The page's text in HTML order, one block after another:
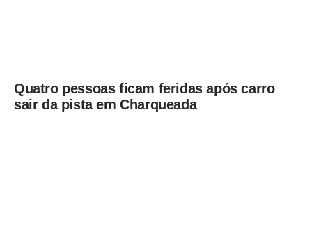
Quatro pessoas ficam feridas após carro
sair da pista em Charqueada